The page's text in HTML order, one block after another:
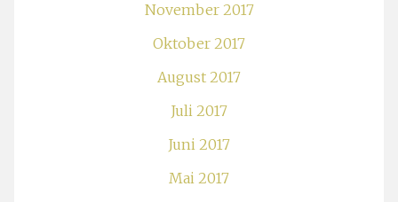
November 2017
Oktober 2017
August 2017
Juli 2017
Juni 2017
Mai 2017